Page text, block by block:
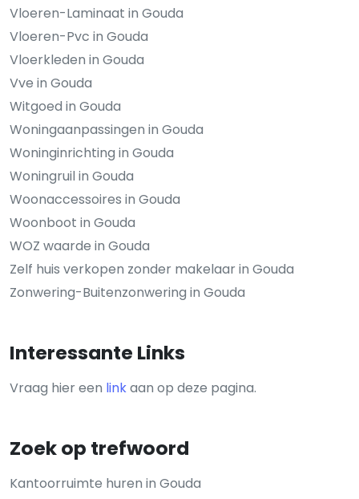
Vloeren-Laminaat in Gouda
Vloeren-Pvc in Gouda
Vloerkleden in Gouda
Vve in Gouda
Witgoed in Gouda
Woningaanpassingen in Gouda
Woninginrichting in Gouda
Woningruil in Gouda
Woonaccessoires in Gouda
Woonboot in Gouda
WOZ waarde in Gouda
Zelf huis verkopen zonder makelaar in Gouda
Zonwering-Buitenzonwering in Gouda
Interessante Links
Vraag hier een linkaan op deze pagina.
Zoek op trefwoord
Kantoorruimte huren in Gouda